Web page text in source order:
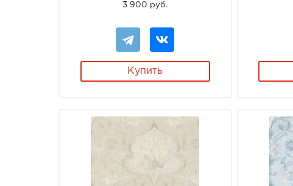
3 900 руб.
Купить